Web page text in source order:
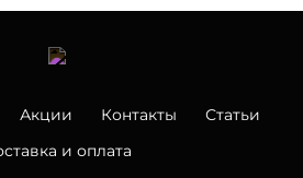
Акции Контакты
Статьи
и оплата